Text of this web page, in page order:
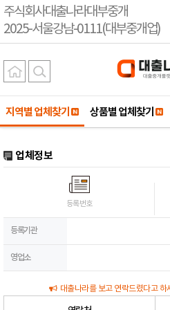
주식회사대출나라대부중개
2025-서울강남-0111(대부중개업)
지역별 업체찾기 상품별 업체찾기
업체정보
등록번호
등록기관
영업소
대출나라를 보고 연락드렸다고